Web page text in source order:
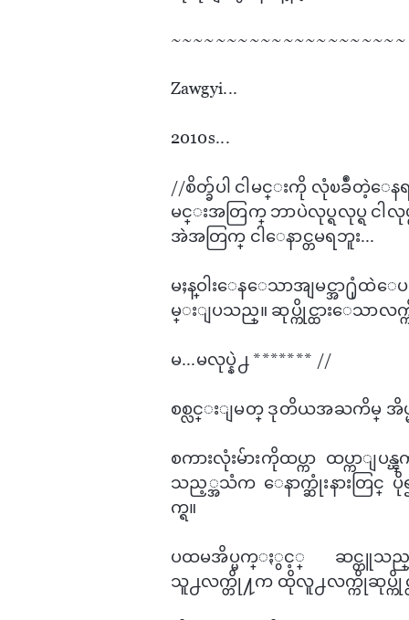
~~~~~~~~~~~~~~~~~~~~~
Zawgyi...
2010s...
//စိတ္ခ်ပါ ငါမင္းကို လုံၿခဳံတဲ့​ေန
မင္းအတြက္ ဘာပဲလုပ္ရလုပ္ရ ငါလု
အဲအတြက္ ငါ​ေနာင္တမရဘူး...
မႈန္ဝါး​ေန​ေသာအျမင္အာ
မ္းျပသည္။ ဆုပ္ကိုင္ထား​ေသာလက္
မ...မလုပ္နဲ႕ ******* //
စစ္လင္းျမတ္ ဒုတိယအႀကိမ္ အိပ္
စကားလုံးမ်ားကိုထပ္ကာ ထပ္က
သည့္အသံက ​ေနာက္ဆုံးနားတြင္ ပို
က္ရ။
ပထမအိပ္မက္ႏွင့္ ဆင္တူသည္။
သူ႕လက္တို႔က ထိုလူ႕လက္ကိုဆုပ္ကိုင္